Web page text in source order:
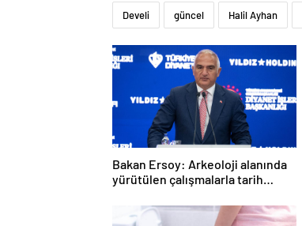
Develi güncel Halil Ayhan
Bakan Ersoy: Arkeoloji alanında
yürütülen çalışmalarla tarih